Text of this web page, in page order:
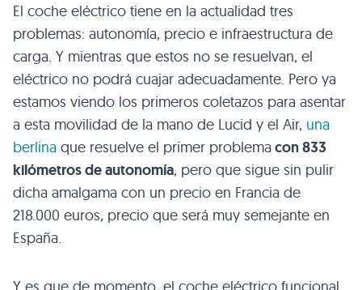
El coche eléctrico tiene en la actualidad tres
problemas: autonomía, precio e infraestructura de
carga. Y mientras que estos no se resuelvan, el
eléctrico no podrá cuajar adecuadamente. Pero ya
estamos viendo los primeros coletazos para asentar
a esta movilidad de la mano de Lucid y el Air, una
berlina que resuelve el primer problema con 833
kilómetros de autonomía, pero que sigue sin pulir
dicha amalgama con un precio en Francia de
218.000 euros, precio que será muy semejante en
España.